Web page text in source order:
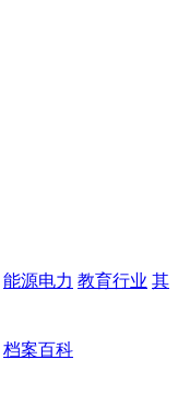
能源电力 教育行业 其
档案百科